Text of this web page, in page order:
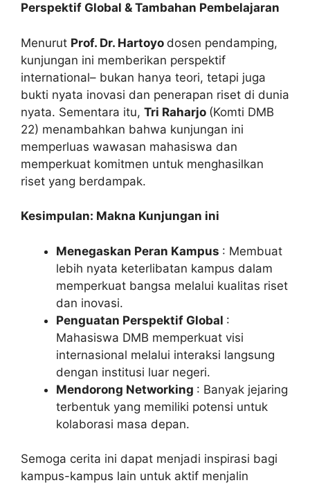
Perspektif Global & Tambahan Pembelajaran
Menurut Prof. Dr. Hartoyo dosen pendamping,
kunjungan ini memberikan perspektif
international– bukan hanya teori, tetapi juga
bukti nyata inovasi dan penerapan riset di dunia
nyata. Sementara itu, Tri Raharjo (Komti DMB
22) menambahkan bahwa kunjungan ini
memperluas wawasan mahasiswa dan
memperkuat komitmen untuk menghasilkan
riset yang berdampak.
Kesimpulan: Makna Kunjungan ini
Menegaskan Peran Kampus : Membuat
lebih nyata keterlibatan kampus dalam
memperkuat bangsa melalui kualitas riset
dan inovasi.
Penguatan Perspektif Global :
Mahasiswa DMB memperkuat visi
internasional melalui interaksi langsung
dengan institusi luar negeri.
Mendorong Networking : Banyak jejaring
terbentuk yang memiliki potensi untuk
kolaborasi masa depan.
Semoga cerita ini dapat menjadi inspirasi bagi
kampus-kampus lain untuk aktif menjalin